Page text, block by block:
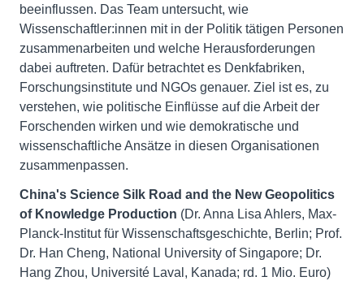
beeinflussen. Das Team untersucht, wie
Wissenschaftler:innen mit in der Politik tätigen Personen
zusammenarbeiten und welche Herausforderungen
dabei auftreten. Dafür betrachtet es Denkfabriken,
Forschungsinstitute und NGOs genauer. Ziel ist es, zu
verstehen, wie politische Einflüsse auf die Arbeit der
Forschenden wirken und wie demokratische und
wissenschaftliche Ansätze in diesen Organisationen
zusammenpassen.
China's Science Silk Road and the New Geopolitics
of Knowledge Production (Dr. Anna Lisa Ahlers, Max-
Planck-Institut für Wissenschaftsgeschichte, Berlin; Prof.
Dr. Han Cheng, National University of Singapore; Dr.
Hang Zhou, Université Laval, Kanada; rd. 1 Mio. Euro)